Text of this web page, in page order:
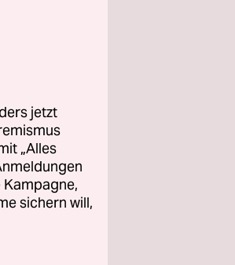
jetzt
„Alles
Kampagne,
sichern will,